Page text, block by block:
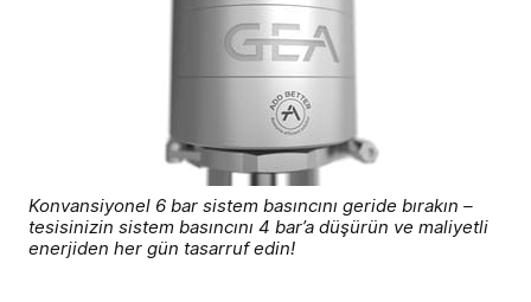
Konvansiyonel 6 bar sistem basıncını geride bırakın –
tesisinizin sistem basıncını 4 bar’a düşürün ve maliyetli
enerjiden her gün tasarruf edin!